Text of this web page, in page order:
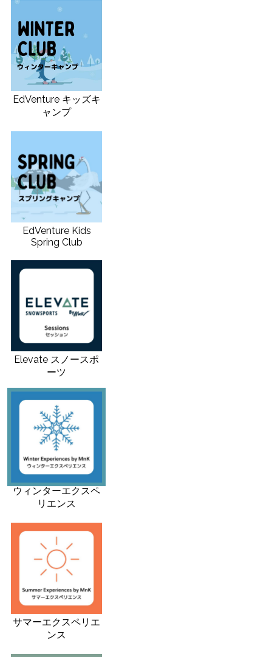
EdVenture キッズキ
ャンプ
EdVenture Kids
Spring Club
Elevate スノースポ
ーツ
ウィンターエクスペ
リエンス
サマーエクスペリエ
ンス